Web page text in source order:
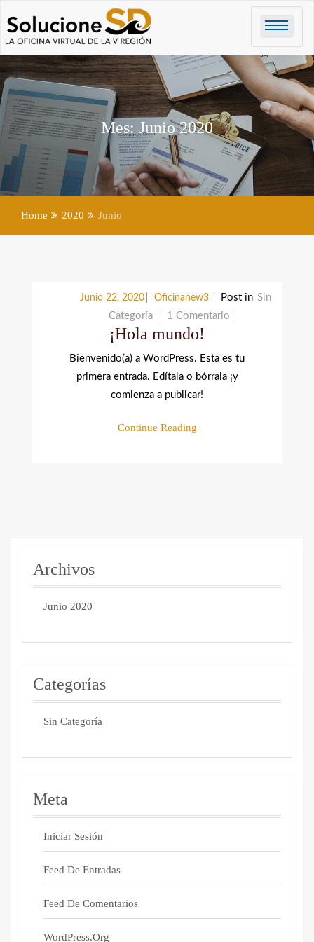
Mes: Junio 2020
Home 2020 Junio
Junio 22, 2020 Oficinanew3 Post in Sin
Categoría
1 Comentario
¡Hola mundo!
Bienvenido(a) a WordPress. Esta es tu
primera entrada. Edítala o bórrala ¡y
comienza a publicar!
Continue Reading
Archivos
Junio 2020
Categorías
Sin Categoría
Meta
Iniciar Sesión
Feed De Entradas
Feed De Comentarios
WordPress.org